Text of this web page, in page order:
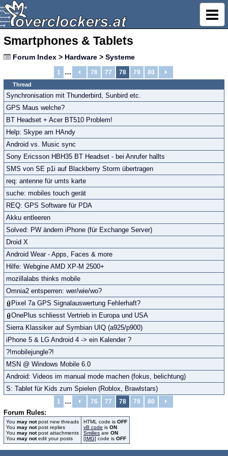
Smartphones & Tablets
Forum Index > Hardware > Systeme
1 … 76 77 78 79 80
Thread
Synchronisation mit Thunderbird, Sunbird etc.
GPS Maus welche?
BT Headset + Acer BT510 Problem!
Help: Skype am HAndy
Android vs. Music sync
Sony Ericsson HBH35 BT Headset - bei Anrufer hallts
SMS von SE p1i auf Blackberry Storm übertragen
req: antenne für umts karte
suche: mobiles touch gerät
REQ: GPS Software für PDA
Akku entleeren
Solved: PW ändern iPhone (für Exchange Server)
Droid X
Android Wear - Apps, Faces & more
Hilfe: Webgine AMD XP-M 2500+
mozillalabs thinks mobile
Omnia2 entsperren: wer/wie/wo?
Pixel 7a GPS Signalauswertung Fehlerhaft?
OnePlus schliesst Vertrieb in Europa und USA
Sierra Klassiker auf Symbian UIQ (a925/p900)
iPhone 5 & LG Android 4 -> ein Kalender ?
?!mobilejungle?!
MSN @ Windows Mobile 6.0
Android: Videos im manual mode machen (fokus, belichtung)
S: Tablet für Kids zum Spielen (Roblox, Brawlstars)
1 … 76 77 78 79 80
Forum Rules:
You may notpost new threads
You may notpost replies
You may notpost attachments
You may notedit your posts
HTML code is OFF
vB code is ON
Smilies are ON
[IMG] code is OFF